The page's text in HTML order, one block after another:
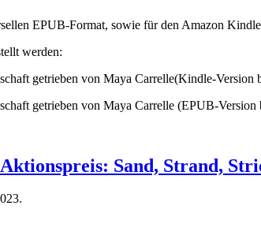
EPUB-Format, sowie für den Amazon
werden:
getrieben von Maya Carrelle(Kindle-Version
getrieben von Maya Carrelle (EPUB-Version
Sand, Strand,
.